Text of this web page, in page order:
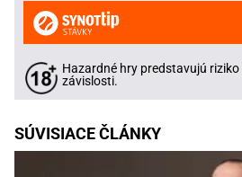
Hazardné hry predstavujú
závislosti.
SÚVISIACE ČLÁNKY